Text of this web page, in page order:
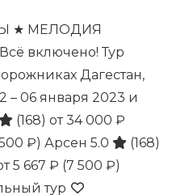
★ МЕЛОДИЯ
включено! Тур
Дагестан,
– 06 января 2023 и
(168) от 34 000 ₽
₽) Арсен 5.0
(168)
5 667 ₽ (7 500 ₽)
тур